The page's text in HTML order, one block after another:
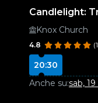
Candlelight:
Knox Church
4.8
20:30
Anche su:sab,